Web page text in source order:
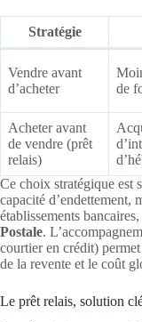
Stratégie
Vendre avant
d’acheter
de
Acheter avant
de vendre (prêt
relais)
Ce choix stratégique est
capacité d’endettement,
établissements
Postale.
courtier en crédit)
de la revente et le coût
Le prêt relais, solution